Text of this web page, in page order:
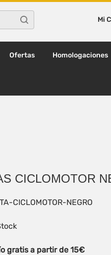
Mi
Ofertas Homologaciones
CICLOMOTOR
CICLOMOTOR-NEGRO
gratis a partir de 15€